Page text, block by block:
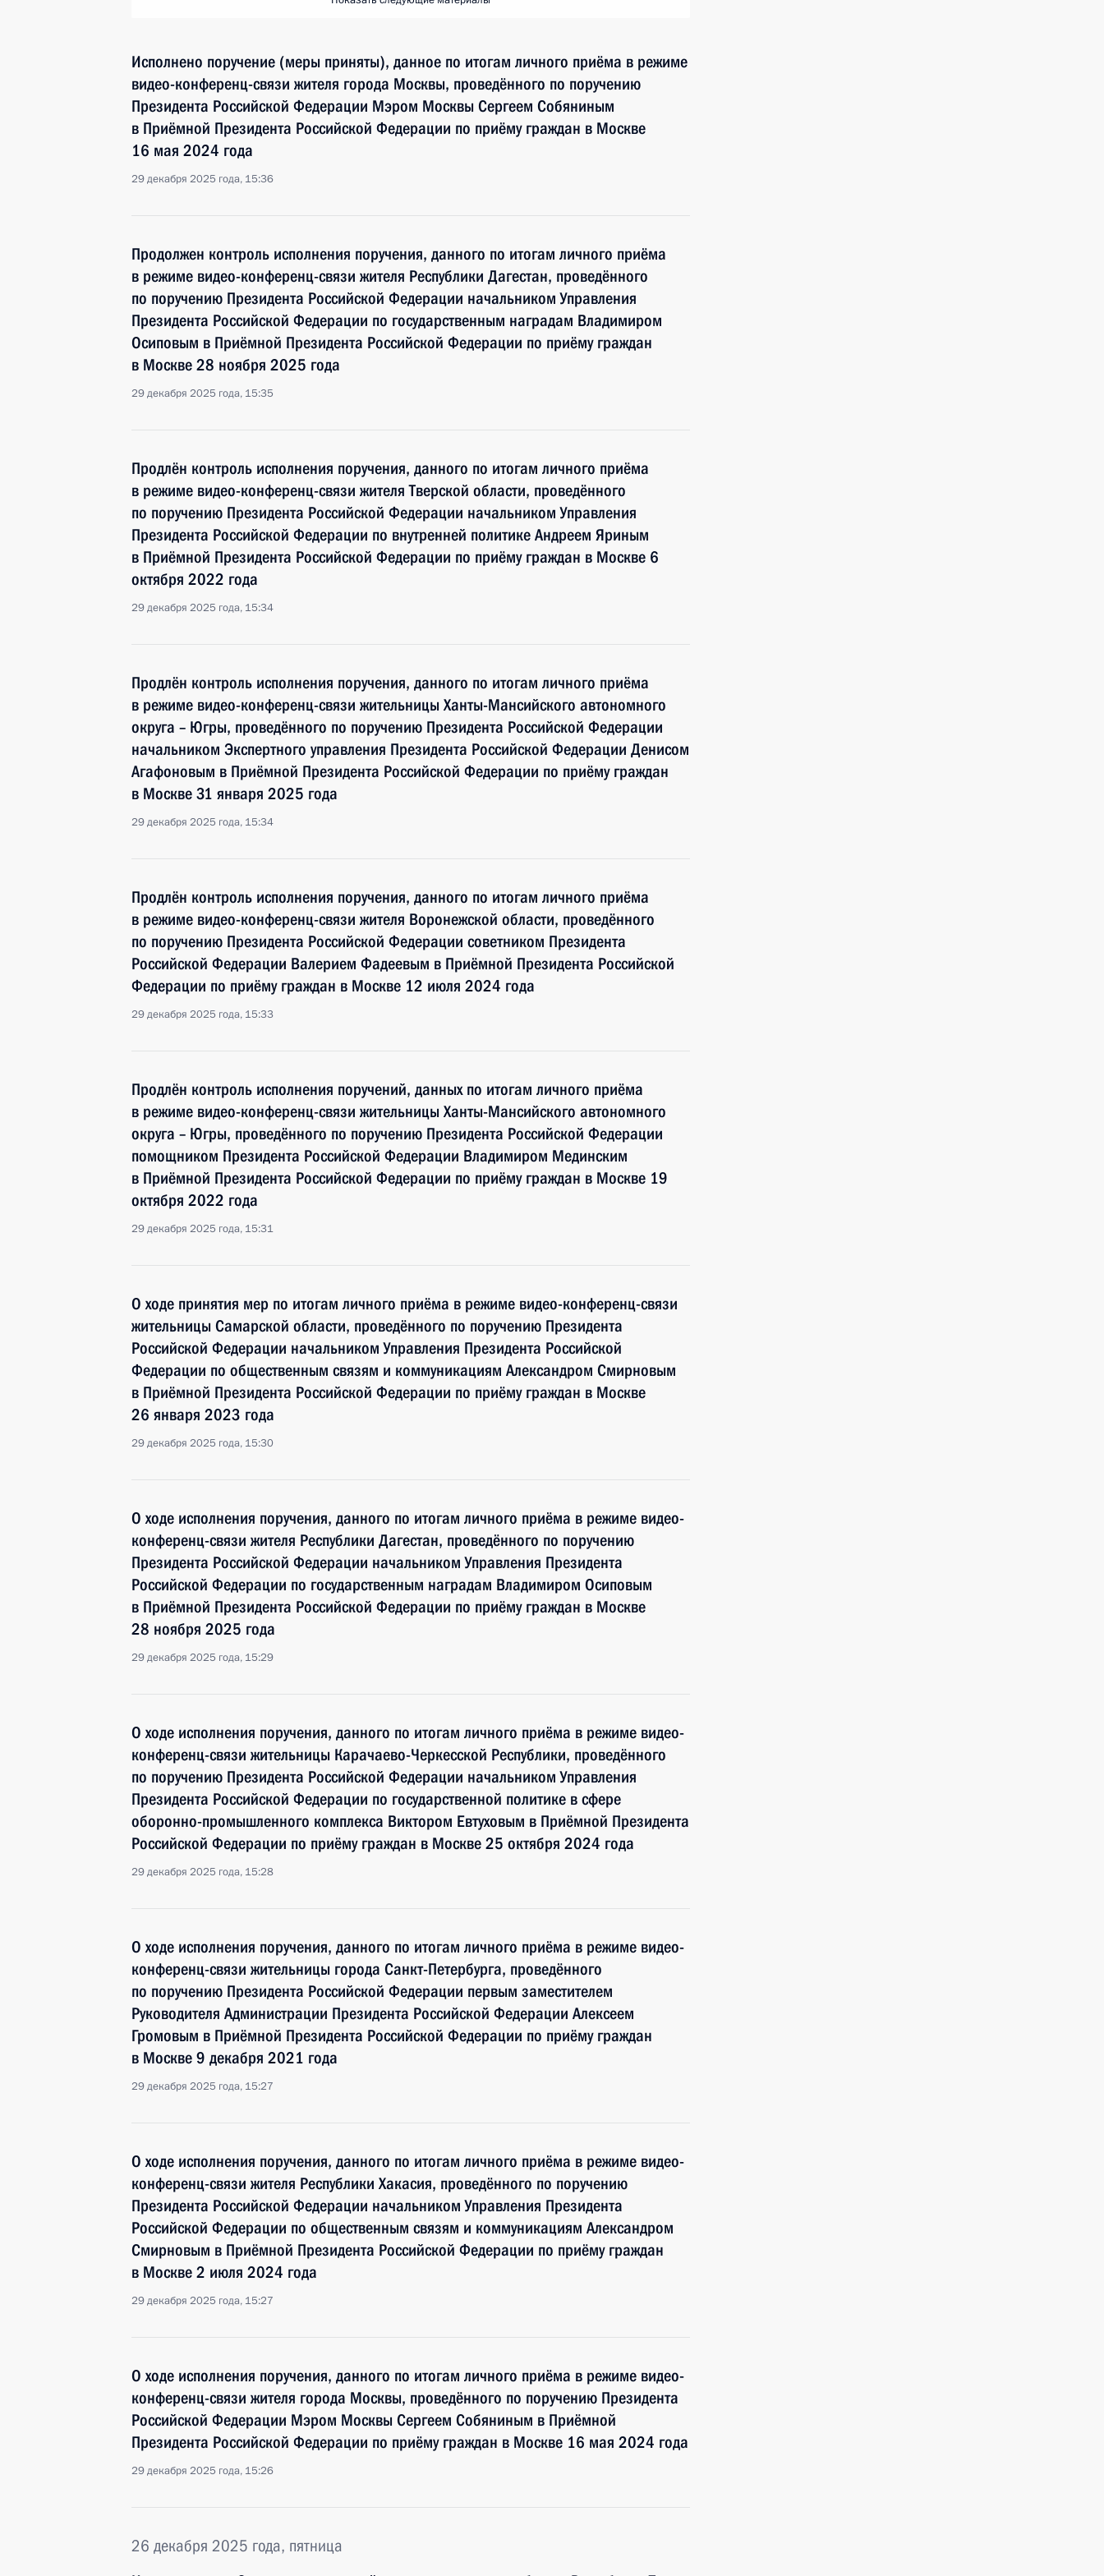
Исполнено поручение (меры приняты), данное по итогам личного приёма в режиме
видео-конференц-связи жителя города Москвы, проведённого по поручению
Президента Российской Федерации Мэром Москвы Сергеем Собяниным
в Приёмной Президента Российской Федерации по приёму граждан в Москве
16 мая 2024 года
29 декабря 2025 года, 15:36
Продолжен контроль исполнения поручения, данного по итогам личного приёма
в режиме видео-конференц-связи жителя Республики Дагестан, проведённого
по поручению Президента Российской Федерации начальником Управления
Президента Российской Федерации по государственным наградам Владимиром
Осиповым в Приёмной Президента Российской Федерации по приёму граждан
в Москве 28 ноября 2025 года
29 декабря 2025 года, 15:35
Продлён контроль исполнения поручения, данного по итогам личного приёма
в режиме видео-конференц-связи жителя Тверской области, проведённого
по поручению Президента Российской Федерации начальником Управления
Президента Российской Федерации по внутренней политике Андреем Яриным
в Приёмной Президента Российской Федерации по приёму граждан в Москве 6
октября 2022 года
29 декабря 2025 года, 15:34
Продлён контроль исполнения поручения, данного по итогам личного приёма
в режиме видео-конференц-связи жительницы Ханты-Мансийского автономного
округа – Югры, проведённого по поручению Президента Российской Федерации
начальником Экспертного управления Президента Российской Федерации Денисом
Агафоновым в Приёмной Президента Российской Федерации по приёму граждан
в Москве 31 января 2025 года
29 декабря 2025 года, 15:34
Продлён контроль исполнения поручения, данного по итогам личного приёма
в режиме видео-конференц-связи жителя Воронежской области, проведённого
по поручению Президента Российской Федерации советником Президента
Российской Федерации Валерием Фадеевым в Приёмной Президента Российской
Федерации по приёму граждан в Москве 12 июля 2024 года
29 декабря 2025 года, 15:33
Продлён контроль исполнения поручений, данных по итогам личного приёма
в режиме видео-конференц-связи жительницы Ханты-Мансийского автономного
округа – Югры, проведённого по поручению Президента Российской Федерации
помощником Президента Российской Федерации Владимиром Мединским
в Приёмной Президента Российской Федерации по приёму граждан в Москве 19
октября 2022 года
29 декабря 2025 года, 15:31
О ходе принятия мер по итогам личного приёма в режиме видео-конференц-связи
жительницы Самарской области, проведённого по поручению Президента
Российской Федерации начальником Управления Президента Российской
Федерации по общественным связям и коммуникациям Александром Смирновым
в Приёмной Президента Российской Федерации по приёму граждан в Москве
26 января 2023 года
29 декабря 2025 года, 15:30
О ходе исполнения поручения, данного по итогам личного приёма в режиме видео-
конференц-связи жителя Республики Дагестан, проведённого по поручению
Президента Российской Федерации начальником Управления Президента
Российской Федерации по государственным наградам Владимиром Осиповым
в Приёмной Президента Российской Федерации по приёму граждан в Москве
28 ноября 2025 года
29 декабря 2025 года, 15:29
О ходе исполнения поручения, данного по итогам личного приёма в режиме видео-
конференц-связи жительницы Карачаево-Черкесской Республики, проведённого
по поручению Президента Российской Федерации начальником Управления
Президента Российской Федерации по государственной политике в сфере
оборонно-промышленного комплекса Виктором Евтуховым в Приёмной Президента
Российской Федерации по приёму граждан в Москве 25 октября 2024 года
29 декабря 2025 года, 15:28
О ходе исполнения поручения, данного по итогам личного приёма в режиме видео-
конференц-связи жительницы города Санкт-Петербурга, проведённого
по поручению Президента Российской Федерации первым заместителем
Руководителя Администрации Президента Российской Федерации Алексеем
Громовым в Приёмной Президента Российской Федерации по приёму граждан
в Москве 9 декабря 2021 года
29 декабря 2025 года, 15:27
О ходе исполнения поручения, данного по итогам личного приёма в режиме видео-
конференц-связи жителя Республики Хакасия, проведённого по поручению
Президента Российской Федерации начальником Управления Президента
Российской Федерации по общественным связям и коммуникациям Александром
Смирновым в Приёмной Президента Российской Федерации по приёму граждан
в Москве 2 июля 2024 года
29 декабря 2025 года, 15:27
О ходе исполнения поручения, данного по итогам личного приёма в режиме видео-
конференц-связи жителя города Москвы, проведённого по поручению Президента
Российской Федерации Мэром Москвы Сергеем Собяниным в Приёмной
Президента Российской Федерации по приёму граждан в Москве 16 мая 2024 года
29 декабря 2025 года, 15:26
26 декабря 2025 года, пятница